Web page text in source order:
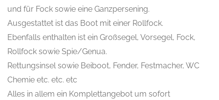
und für Fock sowie eine Ganzpersening.
Ausgestattet ist das Boot mit einer Rollfock.
Ebenfalls enthalten ist ein Großsegel, Vorsegel, Fock,
Rollfock sowie Spie/Genua.
Rettungsinsel sowie Beiboot, Fender, Festmacher, WC
Chemie etc. etc. etc
Alles in allem ein Komplettangebot um sofort